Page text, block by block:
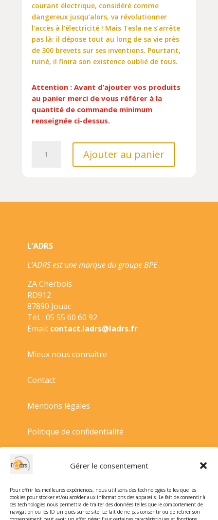
Gérer le consentement
Pour offrir les meilleures expériences, nous utilisons des technologies telles que les
cookies pour stocker et/ou accéder aux informations des appareils. Le fait de consentir à
ces technologies nous permettra de traiter des données telles que le comportement de
navigation ou les ID uniques sur ce site. Le fait de ne pas consentir ou de retirer son
courant électrique, considéré comme
dangereux jusqu’alors, va révolutionner
l’accès à l’électricité ! Mais Tesla ne s’arrête
pas là: il dépose tout au long de sa vie près
de 300 brevets sur ses inventions. Pourtant,
ruiné, il finira son existence oublié de tous.
Attention : Avant d’ajouter vos produits
au panier merci de vous référer à la
quantité de commande minimum
renseignée ci-dessus.
DESTIN
LE
DE
L'ELECTRICITE//LES
R
Ajouter au panier
L’ADRS
L’ADRS est une marque du groupe BPE .
ZA Cherbois
RD912
87890 Jouac
Tél. : 05 55 60 60 92
Email: contact.ladrs@ladrs.fr
Mieux nous connaître
Contact
Mentions légales
Politique de confidentialité
Politique de cookies